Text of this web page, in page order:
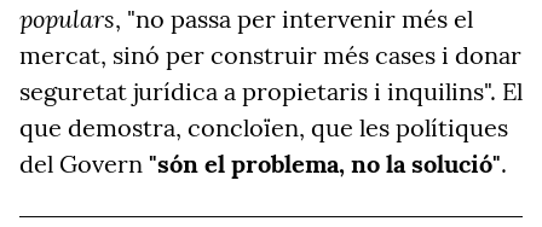
populars, "no passa per intervenir més el
mercat, sinó per construir més cases i donar
seguretat jurídica a propietaris i inquilins". El
que demostra, concloïen, que les polítiques
del Govern "són el problema, no la solució".